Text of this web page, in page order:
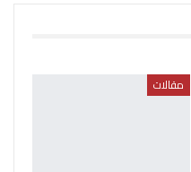
مقالات